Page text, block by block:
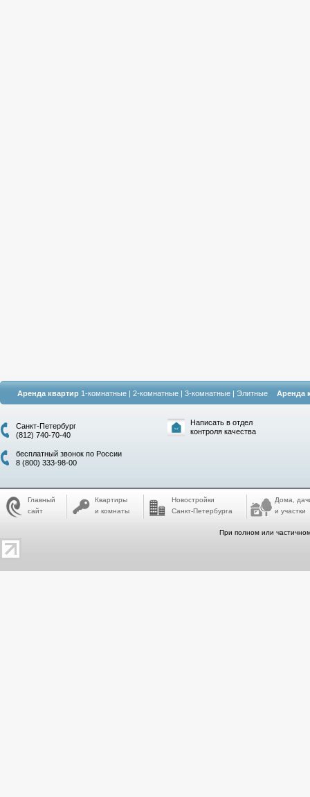
Аренда квартир 1-комнатные | 2-комнатные | 3-комнатные | Элитные Аренда
Санкт-Петербург
(812) 740-70-40
бесплатный звонок по России
8 (800) 333-98-00
Написать в отдел
контроля качества
Главный
сайт
Квартиры
и комнаты
Новостройки
Санкт-Петербурга
Дома,
и участки
При полном или